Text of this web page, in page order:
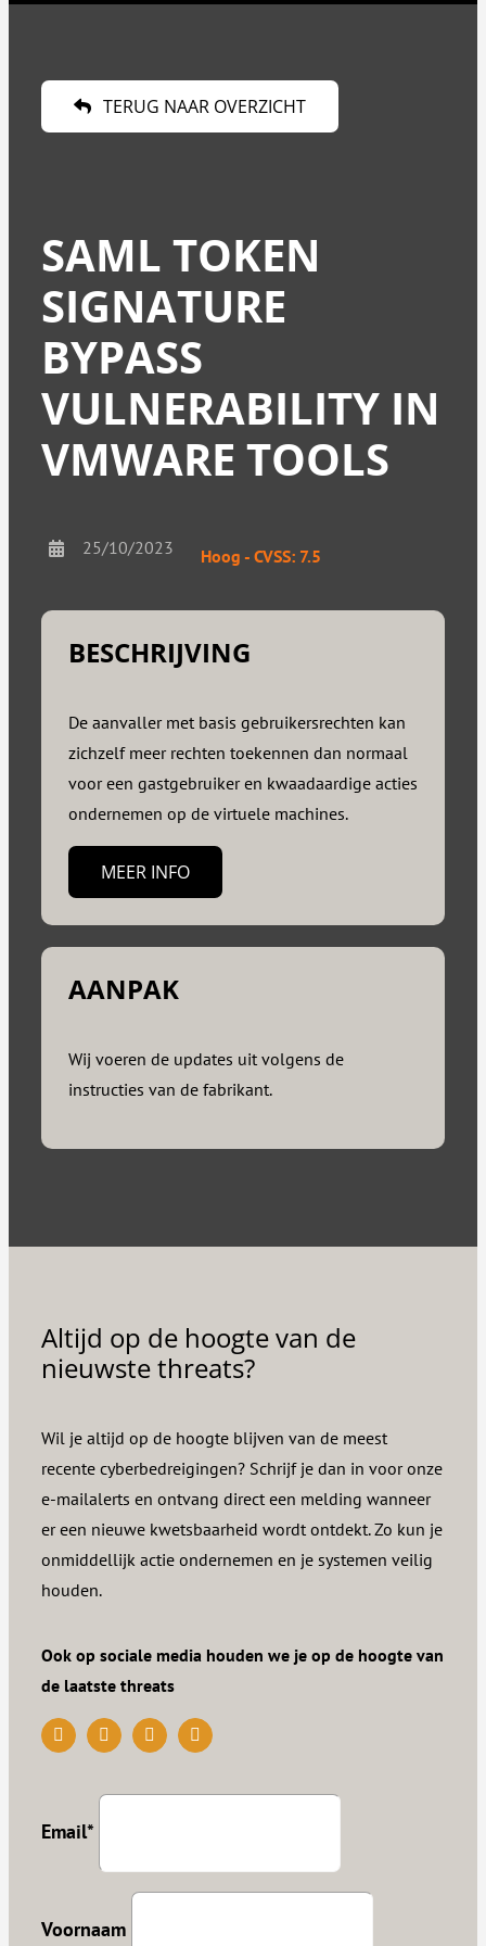
TERUG NAAR OVERZICHT
SAML TOKEN
SIGNATURE
BYPASS
VULNERABILITY IN
VMWARE TOOLS
25/10/2023 Hoog - CVSS: 7.5
BESCHRIJVING
De aanvaller met basis gebruikersrechten kan
zichzelf meer rechten toekennen dan normaal
voor een gastgebruiker en kwaadaardige acties
ondernemen op de virtuele machines.
MEER INFO
AANPAK
Wij voeren de updates uit volgens de
instructies van de fabrikant.
Altijd op de hoogte van de
nieuwste threats?
Wil je altijd op de hoogte blijven van de meest
recente cyberbedreigingen? Schrijf je dan in voor onze
e-mailalerts en ontvang direct een melding wanneer
er een nieuwe kwetsbaarheid wordt ontdekt. Zo kun je
onmiddellijk actie ondernemen en je systemen veilig
houden.
Ook op sociale media houden we je op de hoogte van
de laatste threats
Email*
Voornaam